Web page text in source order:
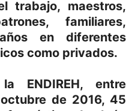
trabajo, maestros,
familiares,
en diferentes
como privados.
ENDIREH, entre
de 2016, 45